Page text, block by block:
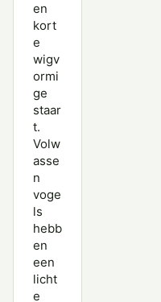
en
kort
e
wigv
ormi
ge
staar
t.
Volw
asse
n
voge
ls
hebb
en
een
licht
e